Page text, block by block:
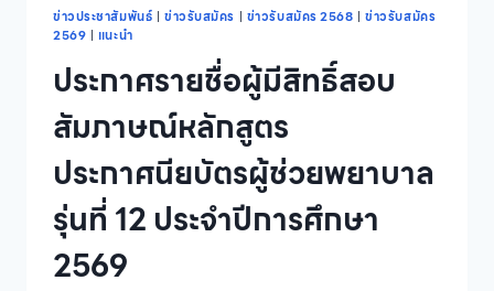
ศาสตร
สาขา
เทคโนโลยี
ประกอบ
และ
การ
ข่าวประชาสัมพันธ์ | ข่าวรับสมัคร | ข่าวรับสมัคร 2568 |ข่าวรับสมัคร
2569 | แนะนำ
ประกาศรายชื่อผู้มีสิทธิ์สอบ
สัมภาษณ์หลักสูตร
ประกาศนียบัตรผู้ช่วยพยาบาล
รุ่นที่ 12 ประจำปีการศึกษา
2569